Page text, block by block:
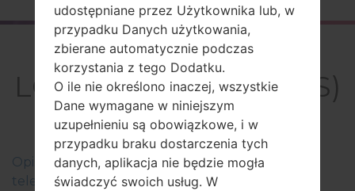
Firmware
LGK200DS(LGK200DS)
akaLG X Style Dual
Оpis regionów oprogramowania układowego dla
telefonów LG
udostępniane przez Użytkownika lub, w
przypadku Danych użytkowania,
zbierane automatycznie podczas
korzystania z tego Dodatku.
O ile nie określono inaczej, wszystkie
Dane wymagane w niniejszym
uzupełnieniu są obowiązkowe, i w
przypadku braku dostarczenia tych
danych, aplikacja nie będzie mogła
świadczyć swoich usług. W